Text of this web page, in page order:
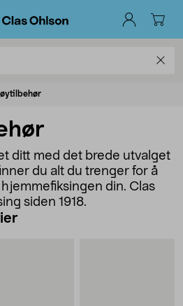
ditt med det brede utvalget
du alt du trenger for å
din. Clas
siden 1918.